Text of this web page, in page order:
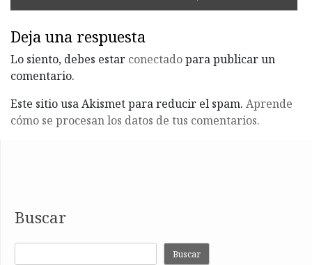
Deja una respuesta
Lo siento, debes estar conectadopara publicar un
comentario.
Este sitio usa Akismet para reducir el spam. Aprende
cómo se procesan los datos de tus comentarios.
Buscar
Buscar